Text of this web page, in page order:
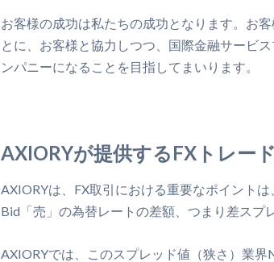
お客様の成功は私たちの成功となります。お
とに、お客様と協力しつつ、国際金融サービ
ンパニーになることを目指してまいります。
AXIORYが提供するFXトレー
AXIORYは、FX取引における重要なポイント
Bid「売」の為替レートの差額、つまり差スプ
AXIORYでは、このスプレッド値（狭さ）業